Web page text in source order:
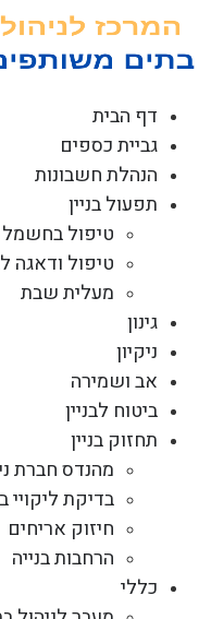
דף הבית
גביית כספים
הנהלת חשבונות
תפעול בניין
טיפול בחשמל
טיפול ודאגה
מעלית שבת
גינון
ניקיון
אב ושמירה
ביטוח לבניין
תחזוק בניין
מהנדס חברת
בדיקת ליקויי
חיזוק אריחים
הרחבות בנייה
כללי